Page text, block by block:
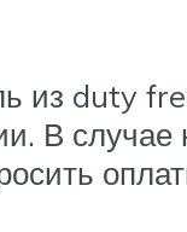
из duty
В